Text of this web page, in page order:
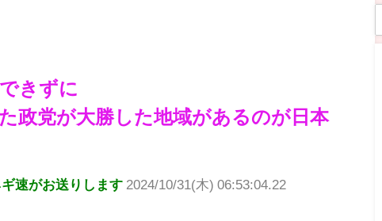
きずに
政党が大勝した地域があるのが日本
速がお送りします 2024/10/31(木) 06:53:04.22